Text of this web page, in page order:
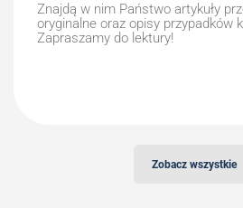
Znajdą w nim Państwo artykuły
oryginalne oraz opisy przypadków
Zapraszamy do lektury!
Zobacz wszystkie